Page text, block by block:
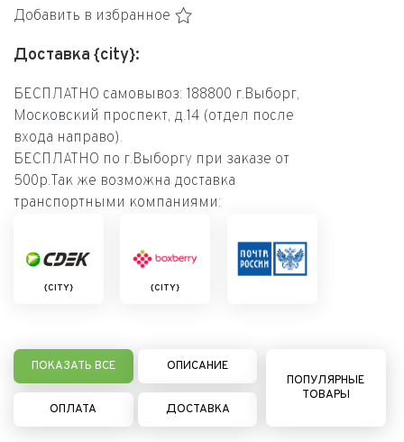
Добавить в избранное
Доставка {city}:
БЕСПЛАТНО самовывоз: 188800 г.Выборг,
Московский проспект, д.14 (отдел после
входа направо).
БЕСПЛАТНО по г.Выборгу при заказе от
500р.Так же возможна доставка
транспортными компаниями:
{CITY} {CITY}
ПОКАЗАТЬ ВСЕ ОПИСАНИЕ
ОПЛАТА ДОСТАВКА
ПОПУЛЯРНЫЕ
ТОВАРЫ